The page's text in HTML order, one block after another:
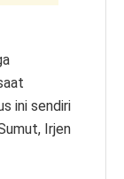
ini sendiri
Irjen